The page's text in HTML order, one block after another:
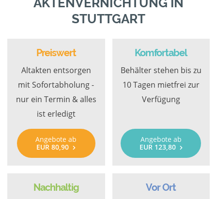
AKTENVERNICHTUNG IN
STUTTGART
Preiswert
Altakten entsorgen
mit Sofortabholung -
nur ein Termin & alles
ist erledigt
Angebote ab
EUR 80,90
Komfortabel
Behälter stehen bis zu
10 Tagen mietfrei zur
Verfügung
Angebote ab
EUR 123,80
Nachhaltig Vor Ort